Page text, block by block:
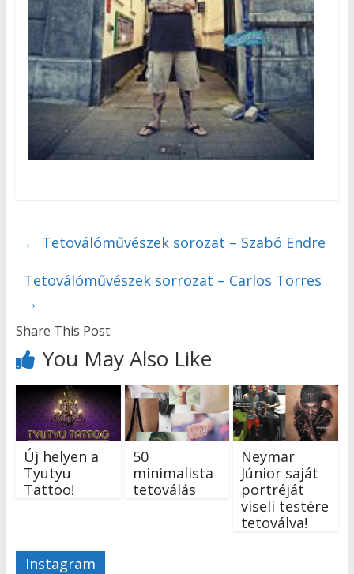
← Tetoválóművészek sorozat – Szabó Endre
Tetoválóművészek sorrozat – Carlos Torres
→
Share This Post:
You May Also Like
Új helyen a
Tyutyu
Tattoo!
50
minimalista
tetoválás
Neymar
Júnior saját
portréját
viseli testére
tetoválva!
Instagram